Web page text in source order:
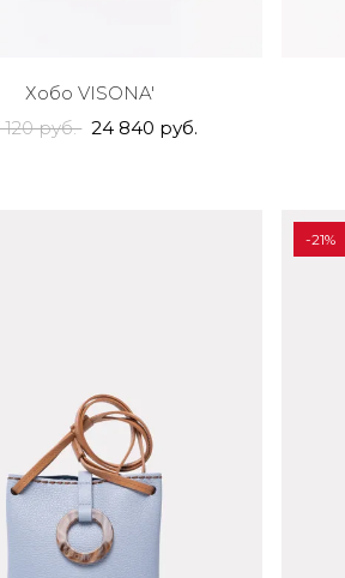
Хобо VISONA'
120 руб. 24 840 руб.
-21%